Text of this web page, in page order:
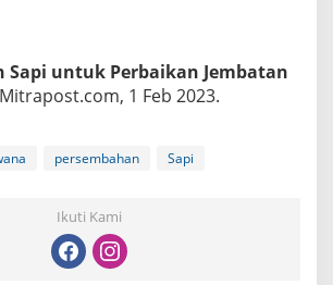
Sapi untuk Perbaikan Jembatan
1 Feb 2023.
persembahan Sapi
Ikuti Kami